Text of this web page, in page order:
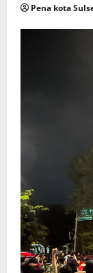
Pena kota